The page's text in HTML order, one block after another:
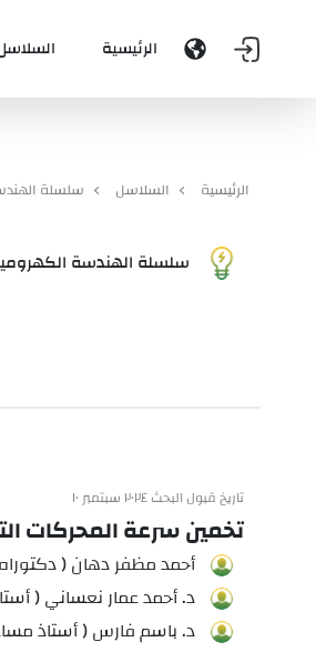
الرئيسية
الرئيسية السلاسل سلسلة
سلسلة الهندسة
تاريخ قبول البحث ٢٠٢٤ سبتمبر ١٠
تخمين سرعة المحركات
أحمد مظفر دهان (
د. أحمد عمار نعساني (
د. باسم فارس ( أستاذ